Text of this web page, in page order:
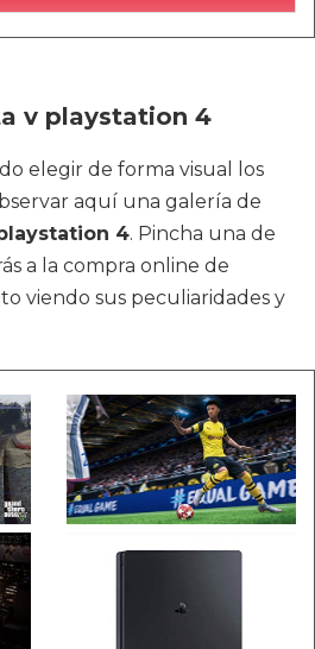
v playstation 4
elegir de forma visual los
aquí una galería de
4. Pincha una de
a la compra online de
viendo sus peculiaridades y